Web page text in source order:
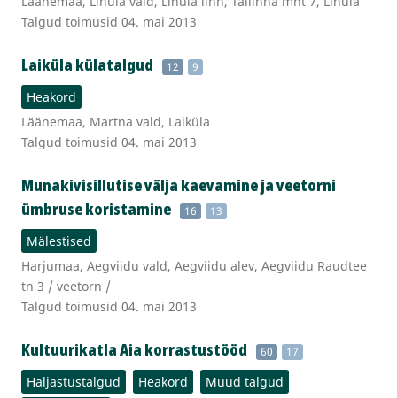
Talgud toimusid 04. mai 2013
Laiküla külatalgud 12 9
Heakord
Läänemaa, Martna vald, Laiküla
Talgud toimusid 04. mai 2013
Munakivisillutise välja kaevamine ja veetorni
ümbruse koristamine
16 13
Mälestised
Harjumaa, Aegviidu vald, Aegviidu alev, Aegviidu Raudtee
tn 3 / veetorn /
Talgud toimusid 04. mai 2013
Kultuurikatla Aia korrastustööd 60 17
Haljastustalgud Heakord
Muud talgud